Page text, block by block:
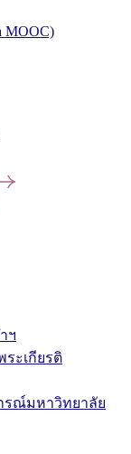
MOOC)
ฯ
ะเกียรติ
รณ์มหาวิทยาลัย